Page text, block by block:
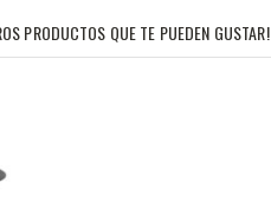
PRODUCTOS QUE TE PUEDEN GUSTAR!